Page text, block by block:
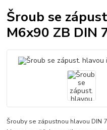
Šroub se
M6x90 ZB DIN
Šrouby se zápustnou hlavou DIN